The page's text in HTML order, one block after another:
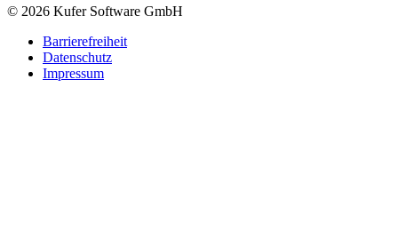
© 2026 Kufer Software GmbH
Barrierefreiheit
Datenschutz
Impressum